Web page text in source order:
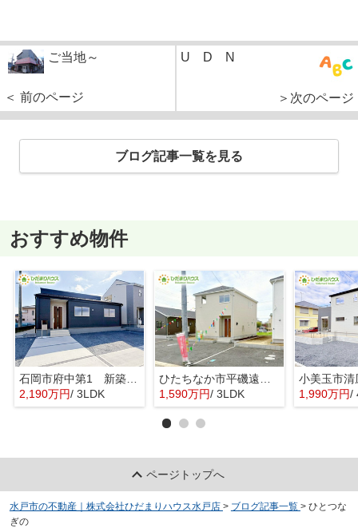
ご当地～
＜ 前のページ
U D N
＞次のページ
ブログ記事一覧を見る
おすすめ物件
石岡市府中第1 新築戸建 3号棟
2,190万円/ 3LDK
1,590万円/ 3LDK 1,990万円/
ページトップへ
水戸市の不動産｜株式会社ひだまりハウス水戸店 > ブログ記事一覧 > ひとつな
ぎの